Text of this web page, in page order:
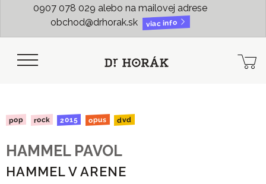
0907 078 029 alebo na mailovej adrese
obchod@drhorak.sk
viac info
pop rock 2015 opus dvd
HAMMEL PAVOL
HAMMEL V ARENE